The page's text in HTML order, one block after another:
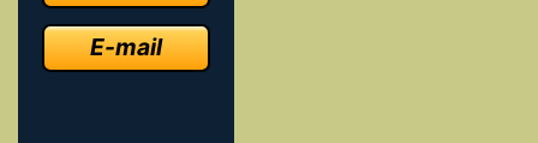
E-mail